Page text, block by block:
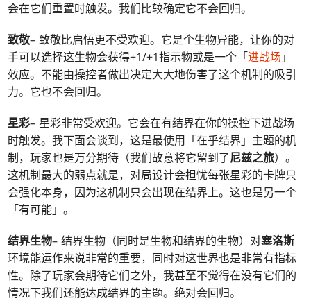
会在它们重置时触发。我们比较确定它不会回归。
致敬– 致敬比启悟更不受欢迎。它是个生物异能，让你的对
手可以选择这生物会获得+1/+1指示物或是一个「进战场 」
效应。不能由操控者做出决定大大地伤害了这个机制的吸引
力。它也不会回归。
星彩– 星彩非常受欢迎。它会在有结界在你的操控下进战场
时触发。我下面会谈到，这是最使用「在乎结界」主题的机
制，玩家也是万分期待（我们故意将它留到了尼兹之旅）。
这机制最大的弱点就是，对局设计会担忧每张星彩的卡牌只
会强化本身，因为这机制只会出现在结界上。这也是另一个
「有可能」。
结界生物– 结界生物（同时是生物和结界的生物）对塞洛斯
环境能运作来说非常的重要，同时对这世界也是非常有指标
性。除了玩家会期待它们之外，我甚至不觉得在没有它们的
情况下我们还能达成结界的主题。绝对会回归。